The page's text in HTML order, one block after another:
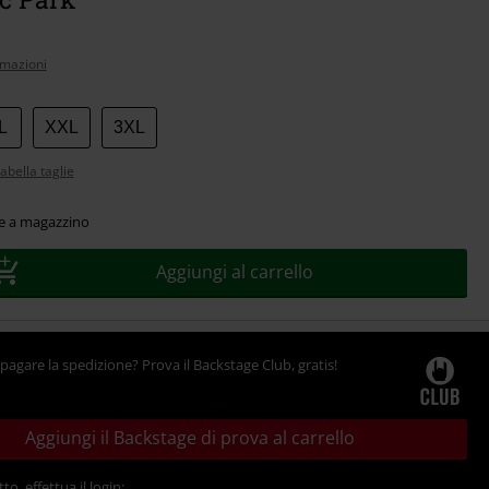
XXL 3XL
taglie
a magazzino
Aggiungi al carrello
la spedizione? Prova il Backstage Club, gratis!
Aggiungi il Backstage di prova al carrello